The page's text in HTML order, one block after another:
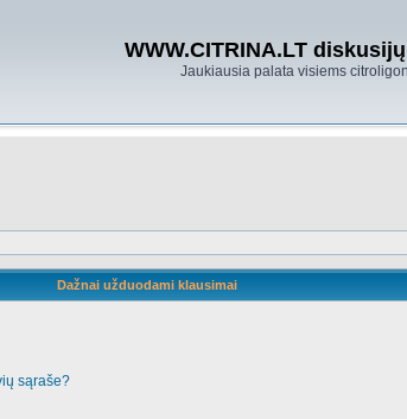
WWW.CITRINA.LT
Jaukiausia palata visiems
Dažnai užduodami klausimai
sąraše?